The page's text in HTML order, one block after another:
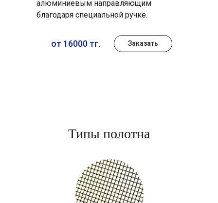
от 16000 тг. Заказать
алюминиевым направляющим
благодаря специальной ручке.
Типы полотна